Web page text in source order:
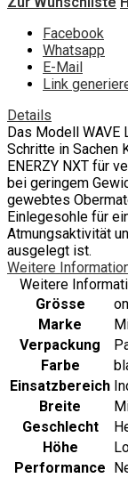
Facebook
Whatsapp
E-Mail
Link
Details
Das Modell WAVE
Schritte in Sachen
ENERZY NXT für
bei geringem
gewebtes
Einlegesohle für
Atmungsaktivität
ausgelegt ist.
Weitere
Weitere
Grösse
Marke
Verpackung
Farbe
Einsatzbereich
Breite
Geschlecht
Höhe
Performance